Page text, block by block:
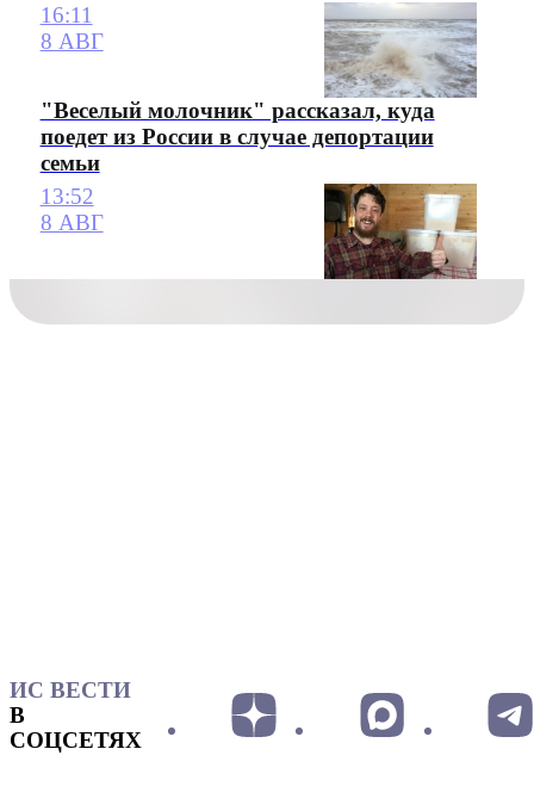
16:11
8 АВГ
"Веселый молочник" рассказал, куда
поедет из России в случае депортации
семьи
13:52
8 АВГ
ИС ВЕСТИ
В
СОЦСЕТЯХ